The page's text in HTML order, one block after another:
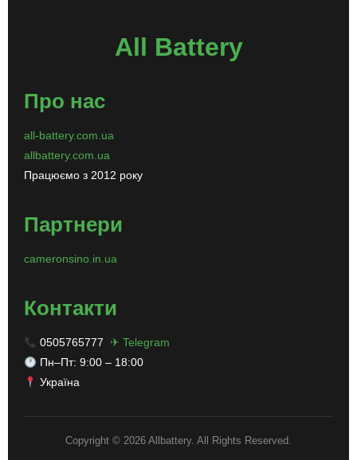
All Battery
Про нас
all-battery.com.ua
allbattery.com.ua
Працюємо з 2012 року
Партнери
cameronsino.in.ua
Контакти
0505765777
✈ Telegram
Пн–Пт: 9:00 – 18:00
Україна
Copyright © 2026 Allbattery. All Rights Reserved.